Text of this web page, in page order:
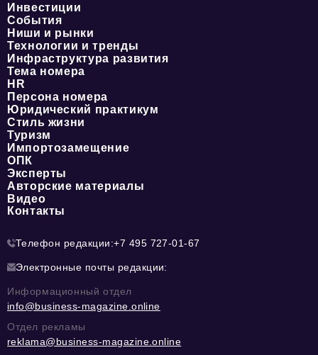
Инвестиции
События
Ниши и рынки
Технологии и тренды
Инфраструктура развития
Тема номера
HR
Персона номера
Юридический практикум
Стиль жизни
Туризм
Импортозамещение
ОПК
Эксперты
Авторские материалы
Видео
Контакты
Телефон редакции:+7 495 727-01-67
Электронные почты редакции:
Информационный отдел
info@business-magazine.online
Отдел рекламы
reklama@business-magazine.online